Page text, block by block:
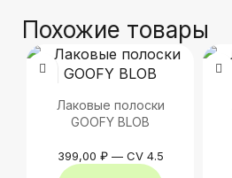
Похожие товары
Лаковые полоски
GOOFY BLOB
399,00 ₽— CV 4.5